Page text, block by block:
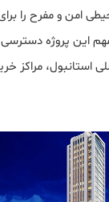
امن و مفرح را
این پروژه
استانبول، مراکز